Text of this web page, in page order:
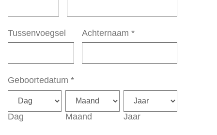
Tussenvoegsel Achternaam *
Geboortedatum *
Dag Maand Jaar